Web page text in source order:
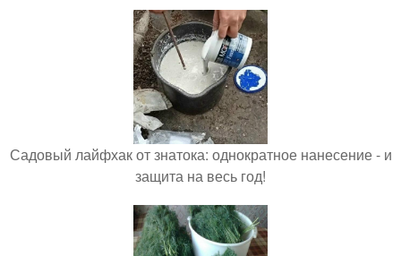
Садовый лайфхак от знатока: однократное нанесение - и
защита на весь год!